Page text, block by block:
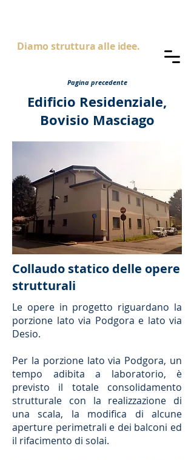
Diamo struttura alle idee.
Pagina precedente
Edificio Residenziale,
Bovisio Masciago
Collaudo statico delle opere
strutturali
Le opere in progetto riguardano la
porzione lato via Podgora e lato via
Desio.
Per la porzione lato via Podgora, un
tempo adibita a laboratorio, è
previsto il totale consolidamento
strutturale con la realizzazione di
una scala, la modifica di alcune
aperture perimetrali e dei balconi ed
il rifacimento di solai.